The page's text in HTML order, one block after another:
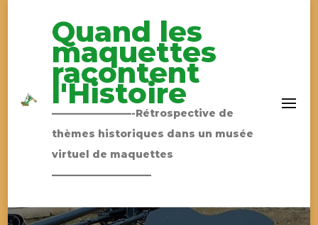
Quand les
maquettes
racontent
l'Histoire
————————-Rétrospective de
thèmes historiques dans un musée
virtuel de maquettes
——————————